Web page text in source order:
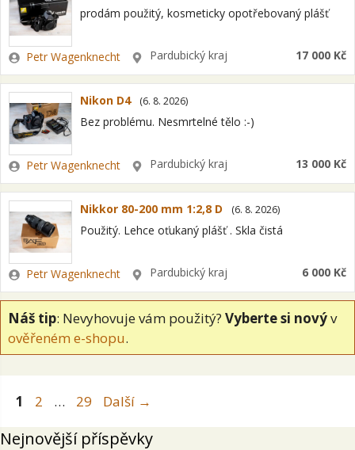
prodám použitý, kosmeticky opotřebovaný plášť
Zadavatel
Petr Wagenknecht LokalitaPardubický kraj 17 000 Kč
Nikon D4 (6. 8. 2026)
Bez problému. Nesmrtelné tělo :-)
Zadavatel
Petr Wagenknecht LokalitaPardubický kraj 13 000 Kč
Nikkor 80-200 mm 1:2,8 D (6. 8. 2026)
Použitý. Lehce oťukaný plášť . Skla čistá
Zadavatel
Petr Wagenknecht LokalitaPardubický kraj 6 000 Kč
Náš tip: Nevyhovuje vám použitý? Vyberte si novýv
ověřeném e-shopu.
Stránka
1 Stránka
2 … Stránka
29 Další →
Nejnovější příspěvky